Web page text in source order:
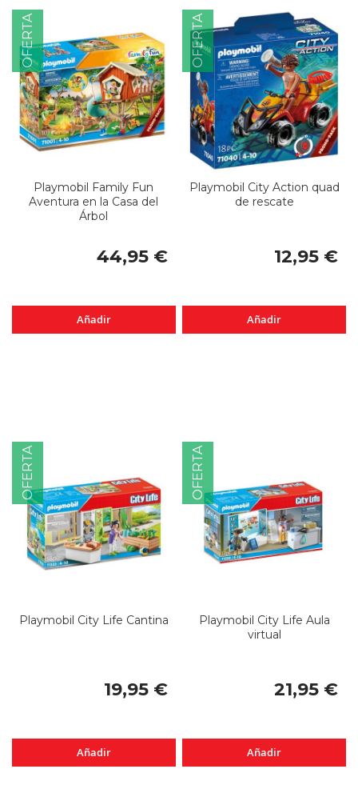
OFERTA
Playmobil Family Fun
Aventura en la Casa del
Árbol
44,95 €
Añadir
OFERTA
Playmobil City Action quad
de rescate
12,95 €
Añadir
OFERTA
Playmobil City Life Cantina
19,95 €
Añadir
OFERTA
Playmobil City Life Aula
virtual
21,95 €
Añadir